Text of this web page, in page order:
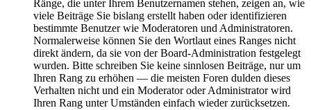
Ränge, die unter Ihrem Benutzernamen stehen, zeigen an, wie
viele Beiträge Sie bislang erstellt haben oder identifizieren
bestimmte Benutzer wie Moderatoren und Administratoren.
Normalerweise können Sie den Wortlaut eines Ranges nicht
direkt ändern, da sie von der Board-Administration festgelegt
wurden. Bitte schreiben Sie keine sinnlosen Beiträge, nur um
Ihren Rang zu erhöhen — die meisten Foren dulden dieses
Verhalten nicht und ein Moderator oder Administrator wird
Ihren Rang unter Umständen einfach wieder zurücksetzen.